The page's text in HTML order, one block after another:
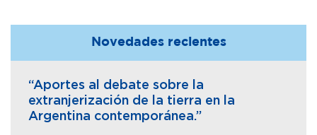
Novedades recientes
“Aportes al debate sobre la
extranjerización de la tierra en la
Argentina contemporánea.”